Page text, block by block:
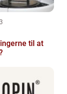
til at